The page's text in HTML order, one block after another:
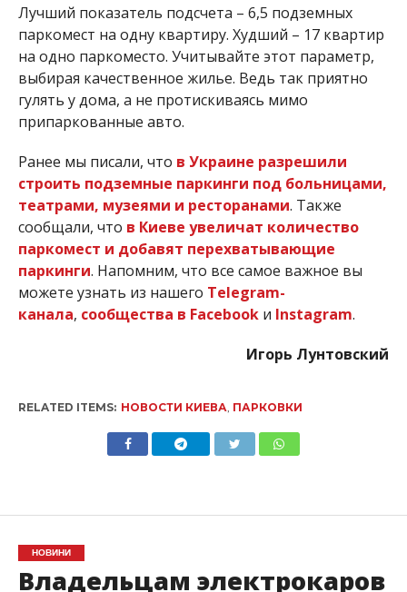
Лучший показатель подсчета – 6,5 подземных
паркомест на одну квартиру. Худший – 17 квартир
на одно паркоместо. Учитывайте этот параметр,
выбирая качественное жилье. Ведь так приятно
гулять у дома, а не протискиваясь мимо
припаркованные авто.
Ранее мы писали, что в Украине разрешили
строить подземные паркинги под больницами,
театрами, музеями и ресторанами. Также
сообщали, что в Киеве увеличат количество
паркомест и добавят перехватывающие
паркинги. Напомним, что все самое важное вы
можете узнать из нашего Telegram-
канала, сообщества в Facebookи Instagram.
Игорь Лунтовский
RELATED ITEMS: НОВОСТИ КИЕВА, ПАРКОВКИ
НОВИНИ
Владельцам электрокаров